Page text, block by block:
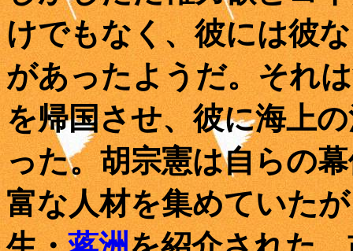
けでもなく、彼には彼
があったようだ。それ
を帰国させ、彼に海上
った。胡宗憲は自らの
富な人材を集めていた